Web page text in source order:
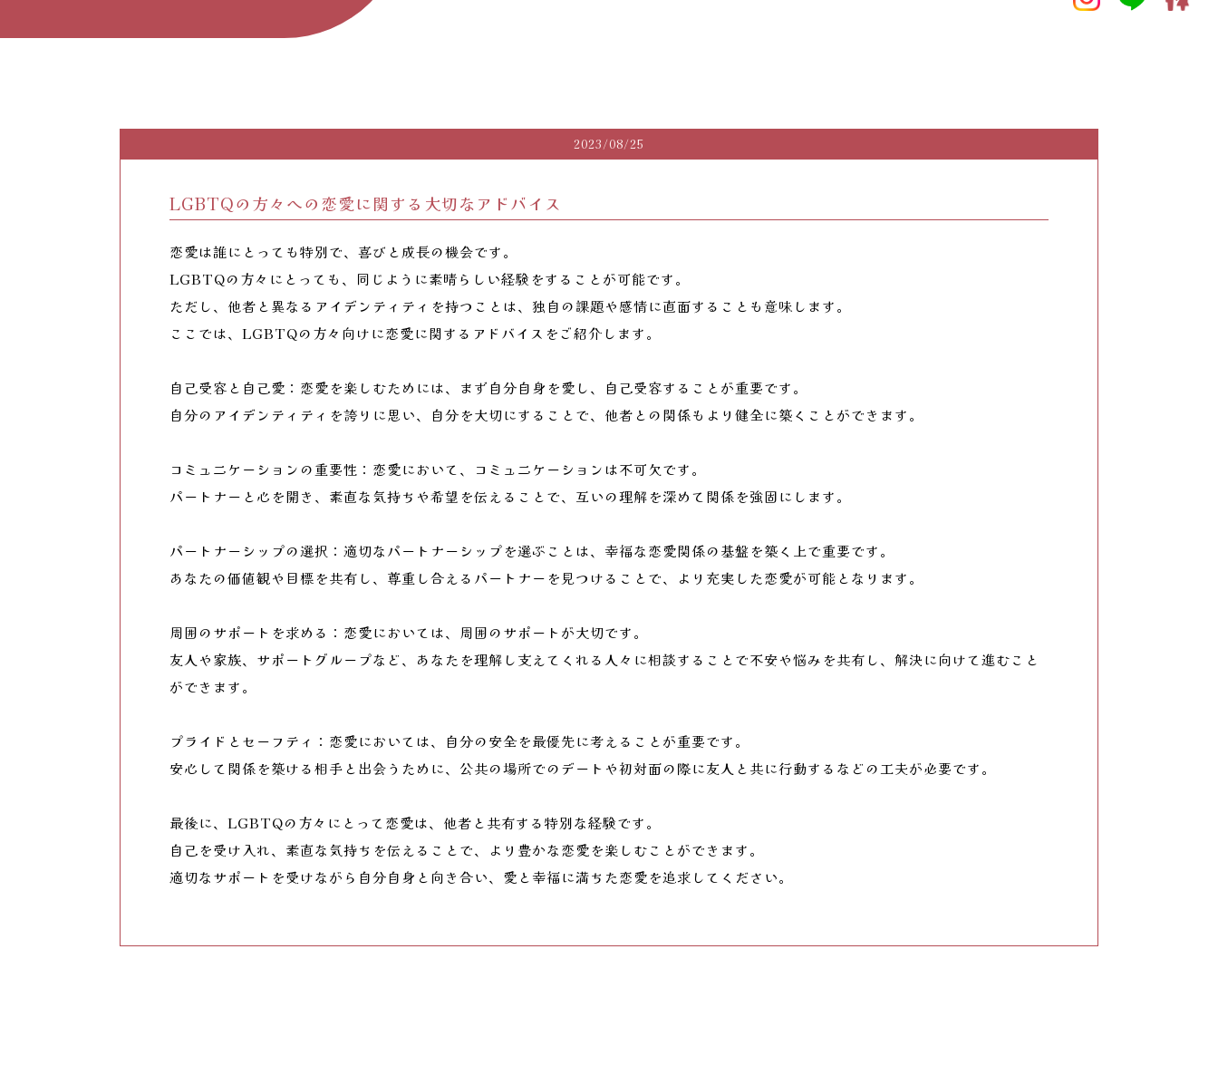
2023/08/25
LGBTQの方々への恋愛に関する大切なアドバイス
恋愛は誰にとっても特別で、喜びと成長の機会です。
LGBTQの方々にとっても、同じように素晴らしい経験をすることが可能です。
ただし、他者と異なるアイデンティティを持つことは、独自の課題や感情に直面することも意味します。
ここでは、LGBTQの方々向けに恋愛に関するアドバイスをご紹介します。
自己受容と自己愛：恋愛を楽しむためには、まず自分自身を愛し、自己受容することが重要です。
自分のアイデンティティを誇りに思い、自分を大切にすることで、他者との関係もより健全に築くことができます。
コミュニケーションの重要性：恋愛において、コミュニケーションは不可欠です。
パートナーと心を開き、素直な気持ちや希望を伝えることで、互いの理解を深めて関係を強固にします。
パートナーシップの選択：適切なパートナーシップを選ぶことは、幸福な恋愛関係の基盤を築く上で重要です。
あなたの価値観や目標を共有し、尊重し合えるパートナーを見つけることで、より充実した恋愛が可能となります。
周囲のサポートを求める：恋愛においては、周囲のサポートが大切です。
友人や家族、サポートグループなど、あなたを理解し支えてくれる人々に相談することで不安や悩みを共有し、解決に向けて進むこと
ができます。
プライドとセーフティ：恋愛においては、自分の安全を最優先に考えることが重要です。
安心して関係を築ける相手と出会うために、公共の場所でのデートや初対面の際に友人と共に行動するなどの工夫が必要です。
最後に、LGBTQの方々にとって恋愛は、他者と共有する特別な経験です。
自己を受け入れ、素直な気持ちを伝えることで、より豊かな恋愛を楽しむことができます。
適切なサポートを受けながら自分自身と向き合い、愛と幸福に満ちた恋愛を追求してください。